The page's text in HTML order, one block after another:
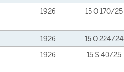
1926 15 O 170/25
1926
15 O 224/24
1926 15 S 40/25